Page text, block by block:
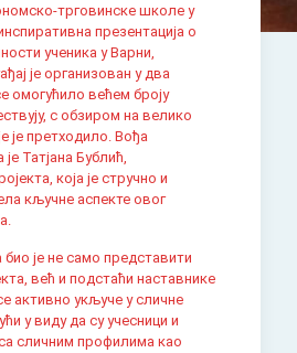
трговинске школе у
презентација о
ученика у Варни,
је организован у два
омогућило већем броју
с обзиром на велико
је претходило. Вођа
Татјана Бублић,
која је стручно и
кључне аспекте овог
је не само представити
већ и подстаћи наставнике
активно укључе у сличне
у виду да су учесници и
сличним профилима као